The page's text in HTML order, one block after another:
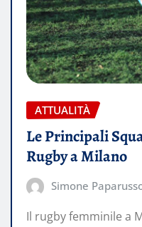
ATTUALITÀ
Le Principali
Rugby a Milano
Simone
Il rugby femminile a